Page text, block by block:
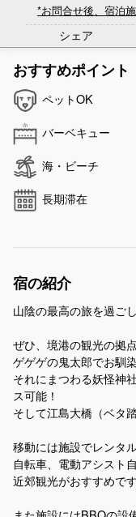
おすすめポイント
ペットOK
バーベキュー
海・ビーチ
長期滞在
宿の紹介
山陰の最高の旅を過ご
ぜひ、境港の観光の拠
ゲゲゲの鬼太郎でお馴
それにまつわる妖怪神
ス可能！
そして江島大橋（ベタ
移動には施設でレンタ
自転車、電動アシスト
近郊観光がおすすめで
*お問合せ後、宿泊
シェア